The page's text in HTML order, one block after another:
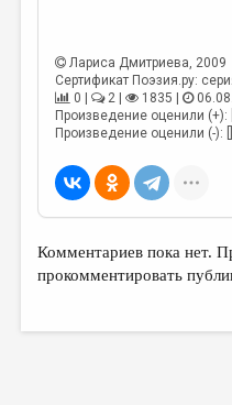
Лариса Дмитриева, 2009
Сертификат Поэзия.ру:
0 |
2 | 1835 |
Произведение оценили (+): []
Произведение оценили (-): []
Комментариев пока нет.
прокомментировать